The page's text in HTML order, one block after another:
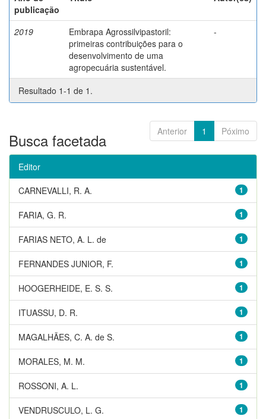
publicação
2019
Embrapa Agrossilvipastoril:
primeiras contribuições para o
desenvolvimento de uma
agropecuária sustentável.
-
Resultado 1-1 de 1.
Anterior 1 Póximo
Busca facetada
Editor
1
CARNEVALLI, R. A.
1
FARIA, G. R.
1
FARIAS NETO, A. L. de
1
FERNANDES JUNIOR, F.
1
HOOGERHEIDE, E. S. S.
1
ITUASSU, D. R.
1
MAGALHÃES, C. A. de S.
1
MORALES, M. M.
1
ROSSONI, A. L.
1
VENDRUSCULO, L. G.